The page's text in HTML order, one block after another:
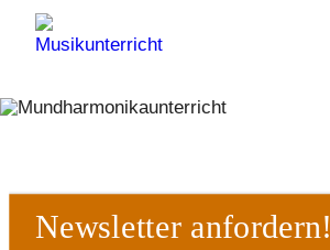
Newsletter anfordern!